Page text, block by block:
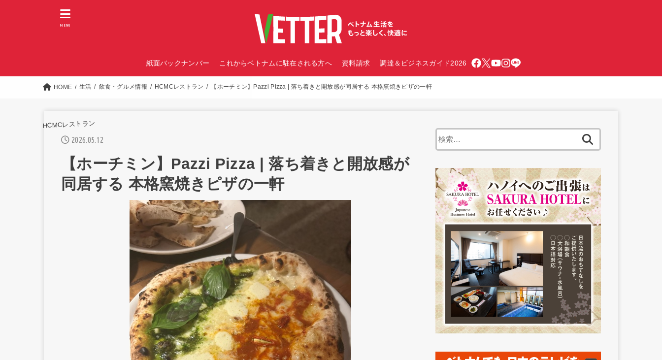
紙面バックナンバー これからベトナムに駐在される方へ 資料請求 調達＆ビジネスガイド2026
MENU
HOME 生活 飲食・グルメ情報 HCMCレストラン 【ホーチミン】Pazzi Pizza | 落ち着きと開放感が同居する 本格窯焼きピザの一軒
HCMCレストラン
2026.05.12
【ホーチミン】Pazzi Pizza | 落ち着きと開放感が
同居する 本格窯焼きピザの一軒